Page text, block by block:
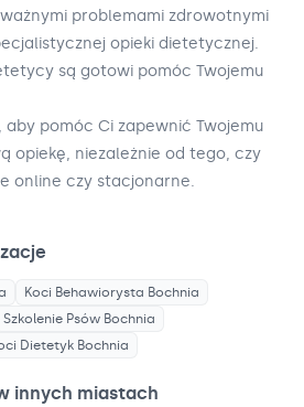
problemami zdrowotnymi
opieki dietetycznej.
są gotowi pomóc Twojemu
aby pomóc Ci zapewnić Twojemu
opiekę, niezależnie od tego, czy
online czy stacjonarne.
Koci Behawiorysta Bochnia
Szkolenie Psów Bochnia
Dietetyk Bochnia
innych miastach